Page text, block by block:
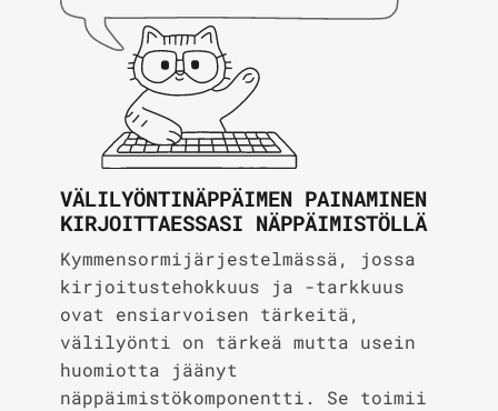
VÄLILYÖNTINÄPPÄIMEN PAINAMINEN
KIRJOITTAESSASI NÄPPÄIMISTÖLLÄ
Kymmensormijärjestelmässä, jossa
kirjoitustehokkuus ja -tarkkuus
ovat ensiarvoisen tärkeitä,
välilyönti on tärkeä mutta usein
huomiotta jäänyt
näppäimistökomponentti. Se toimii